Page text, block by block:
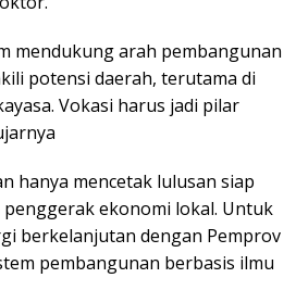
mendukung arah pembangunan
potensi daerah, terutama di
Vokasi harus jadi pilar
hanya mencetak lulusan siap
ekonomi lokal. Untuk
berkelanjutan dengan Pemprov
pembangunan berbasis ilmu